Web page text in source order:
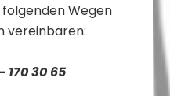
Wegen
vereinbaren:
170 30 65